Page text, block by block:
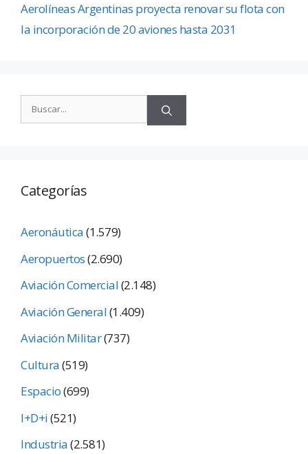
Aerolíneas Argentinas proyecta renovar su flota con
la incorporación de 20 aviones hasta 2031
Categorías
Aeronáutica(1.579)
Aeropuertos(2.690)
Aviación Comercial(2.148)
Aviación General(1.409)
Aviación Militar(737)
Cultura(519)
Espacio(699)
I+D+i(521)
Industria(2.581)